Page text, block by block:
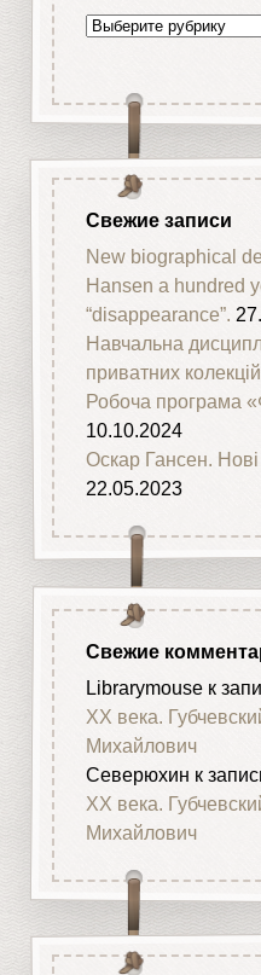
Рубрики
Свежие записи
New biographical
Hansen a hundred
“disappearance”.
Навчальна
приватних
Робоча програма
10.10.2024
Оскар Гансен. Нові
22.05.2023
Свежие
Librarymouseк
XX века.
Михайлович
Северюхин к
XX века.
Михайлович